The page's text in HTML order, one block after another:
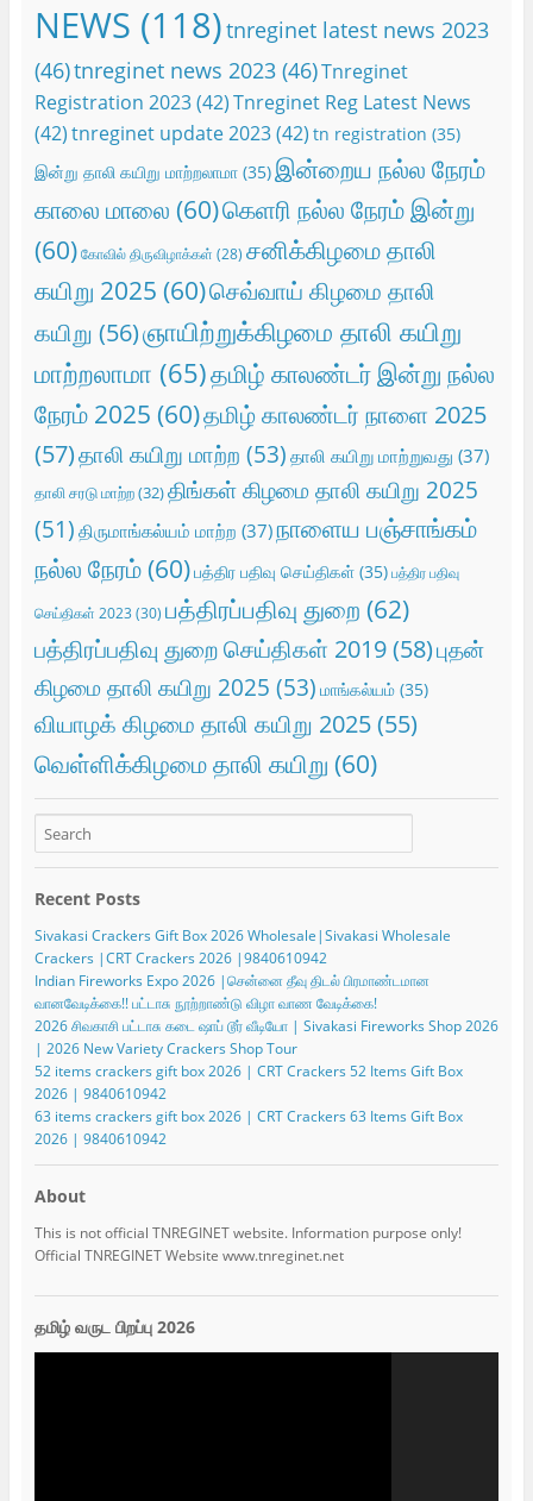
NEWS (118)tnreginet latest news 2023
(46)tnreginet news 2023(46)Tnreginet
Registration 2023(42)Tnreginet Reg Latest News
(42)tnreginet update 2023(42) tn registration (35)
இன்று தாலி கயிறு மாற்றலாமா(35)இன்றைய நல்ல நேரம்
காலை மாலை (60)கெளரி நல்ல நேரம் இன்று
(60) கோவில் திருவிழாக்கள் (28) சனிக்கிழமை தாலி
கயிறு 2025 (60)செவ்வாய் கிழமை தாலி
கயிறு (56)ஞாயிற்றுக்கிழமை தாலி கயிறு
மாற்றலாமா (65)தமிழ் காலண்டர் இன்று நல்ல
நேரம் 2025 (60)தமிழ் காலண்டர் நாளை 2025
(57)தாலி கயிறு மாற்ற (53) தாலி கயிறு மாற்றுவது (37)
தாலி சரடு மாற்ற(32)திங்கள் கிழமை தாலி கயிறு 2025
(51) திருமாங்கல்யம் மாற்ற (37)நாளைய பஞ்சாங்கம்
நல்ல நேரம்(60)பத்திர பதிவு செய்திகள்(35) பத்திர பதிவு
செய்திகள் 2023 (30) பத்திரப்பதிவு துறை (62)
பத்திரப்பதிவு துறை செய்திகள் 2019(58)புதன்
கிழமை தாலி கயிறு 2025 (53) மாங்கல்யம்(35)
வியாழக் கிழமை தாலி கயிறு 2025(55)
வெள்ளிக்கிழமை தாலி கயிறு (60)
Recent Posts
Sivakasi Crackers Gift Box 2026 Wholesale|Sivakasi Wholesale
Crackers |CRT Crackers 2026 |9840610942
Indian Fireworks Expo 2026 |சென்னை தீவு திடல் பிரமாண்டமான
வானவேடிக்கை!! பட்டாசு நூற்றாண்டு விழா வாண வேடிக்கை!
2026 சிவகாசி பட்டாசு கடை ஷாப் டூர் வீடியோ | Sivakasi Fireworks Shop 2026
| 2026 New Variety Crackers Shop Tour
52 items crackers gift box 2026 | CRT Crackers 52 Items Gift Box
2026 | 9840610942
63 items crackers gift box 2026 | CRT Crackers 63 Items Gift Box
2026 | 9840610942
About
This is not official TNREGINET website. Information purpose only!
Official TNREGINET Website www.tnreginet.net
தமிழ் வருட பிறப்பு 2026